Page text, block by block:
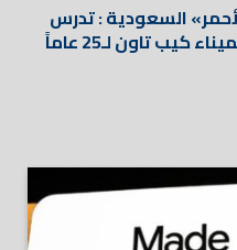
السعودية : تدرس
تاون لـ25 عاماً